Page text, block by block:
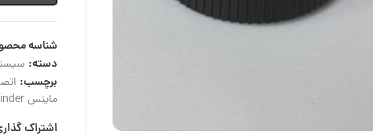
شناسه
دسته:
برچسب:
ماینس fixed cylinder
اشتراک